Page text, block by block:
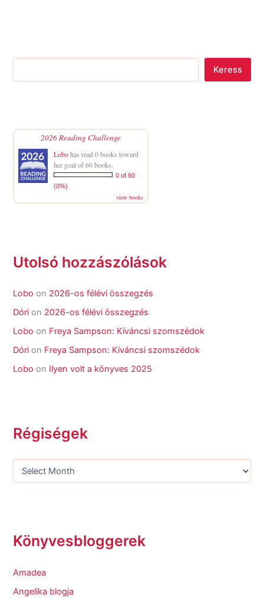
Keress
2026 Reading Challenge
Lobohas read 0 books toward
her goal of 60 books.
0 of 60
(0%)
view books
Utolsó hozzászólások
Lobo on 2026-os félévi összegzés
Dóri on 2026-os félévi összegzés
Lobo on Freya Sampson: Kíváncsi szomszédok
Dóri on Freya Sampson: Kíváncsi szomszédok
Lobo on Ilyen volt a könyves 2025
Régiségek
Könyvesbloggerek
Amadea
Angelika blogja